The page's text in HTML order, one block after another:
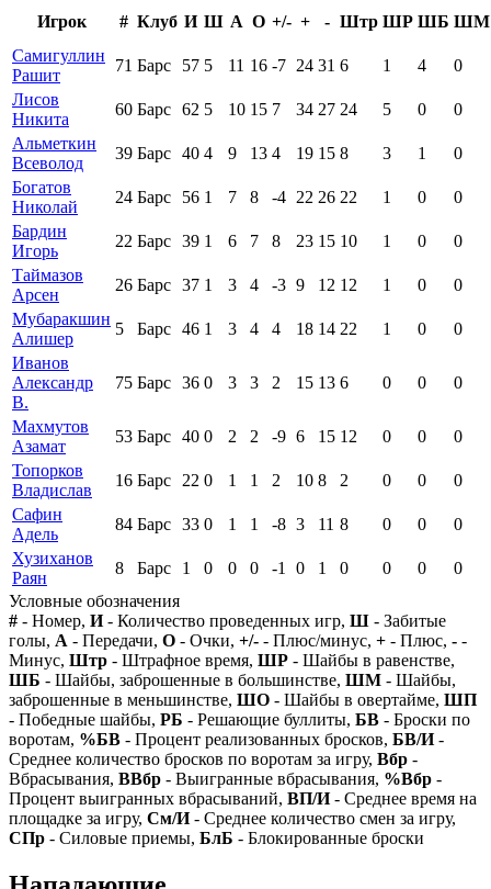
Игрок # Клуб И Ш А О +/- + - Штр ШР ШБ ШМ
Самигуллин
Рашит
71 Барс 57 5 11 16 -7 24 31 6 1 4
0
Лисов
Никита
60 Барс 62 5 10 15 7 34 27 24 5 0
0
Альметкин
Всеволод
39 Барс 40 4 9 13 4 19 15 8 3 1
0
Богатов
Николай
24 Барс 56 1 7 8 -4 22 26 22 1 0
0
Бардин
Игорь
22 Барс 39 1 6 7 8 23 15 10 1 0
0
Таймазов
Арсен
26 Барс 37 1 3 4 -3 9 12 12 1 0
0
Мубаракшин
Алишер
5 Барс 46 1 3 4 4 18 14 22 1 0
0
Иванов
Александр
В.
75 Барс 36 0 3 3 2 15 13 6 0 0 0
Махмутов
Азамат
53 Барс 40 0 2 2 -9 6 15 12 0 0
0
Топорков
Владислав
16 Барс 22 0 1 1 2 10 8 2 0 0
0
Сафин
Адель
84 Барс 33 0 1 1 -8 3 11 8 0 0
0
Хузиханов
Раян
8 Барс 1 0 0 0 -1 0 1 0 0 0
0
Условные обозначения
# - Номер, И- Количество проведенных игр, Ш - Забитые
голы, А - Передачи, О - Очки, +/- - Плюс/минус, + - Плюс, - -
Минус, Штр - Штрафное время, ШР - Шайбы в равенстве,
ШБ - Шайбы, заброшенные в большинстве, ШМ - Шайбы,
заброшенные в меньшинстве, ШО - Шайбы в овертайме, ШП
- Победные шайбы, РБ - Решающие буллиты, БВ - Броски по
воротам, %БВ - Процент реализованных бросков, БВ/И-
Среднее количество бросков по воротам за игру, Вбр -
Вбрасывания, ВВбр - Выигранные вбрасывания, %Вбр -
Процент выигранных вбрасываний, ВП/И- Среднее время на
площадке за игру, См/И- Среднее количество смен за игру,
СПр - Силовые приемы, БлБ - Блокированные броски